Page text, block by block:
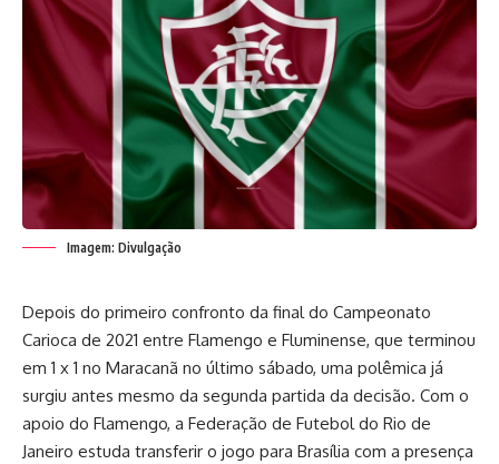
Imagem: Divulgação
Depois do primeiro confronto da final do Campeonato
Carioca de 2021 entre Flamengo e Fluminense, que terminou
em 1 x 1 no Maracanã no último sábado, uma polêmica já
surgiu antes mesmo da segunda partida da decisão. Com o
apoio do Flamengo, a Federação de Futebol do Rio de
Janeiro estuda transferir o jogo para Brasília com a presença